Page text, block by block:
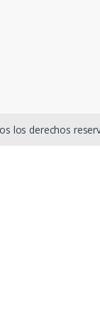
los derechos